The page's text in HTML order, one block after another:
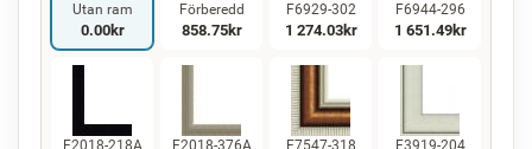
Utan ram
0.00kr
Förberedd
858.75kr
F6929-302
1 274.03kr
F6944-296
1 651.49kr
F2018-218A F2018-376A F7547-318 F3919-204